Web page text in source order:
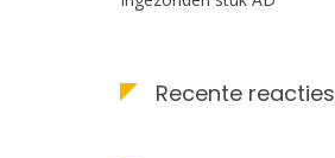
Recente reacties